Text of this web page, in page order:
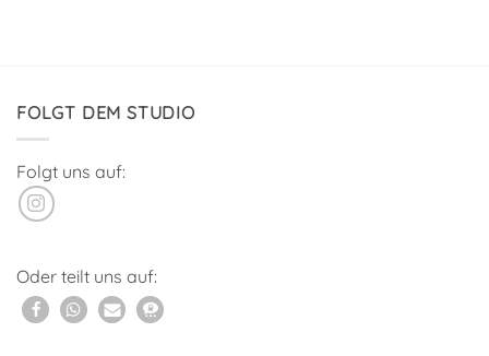
FOLGT DEM STUDIO
Folgt uns auf:
Oder teilt uns auf: